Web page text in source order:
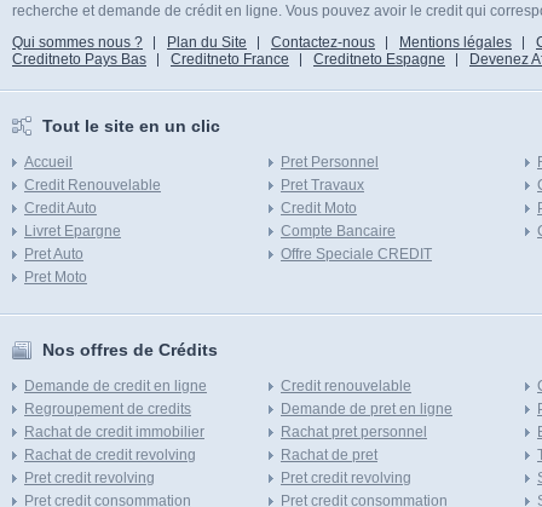
recherche et demande de crédit en ligne. Vous pouvez avoir le credit qui
Qui sommes nous ?
Plan du Site Contactez-nous Mentions légales
Creditneto Pays Bas
Creditneto France Creditneto Espagne Devenez
Tout le site en un clic
Accueil
Credit Renouvelable
Credit Auto
Livret Epargne
Pret Auto
Pret Moto
Pret Personnel
Pret Travaux
Credit Moto
Compte Bancaire
Offre Speciale CREDIT
Nos offres de Crédits
Demande de credit en ligne
Regroupement de credits
Rachat de credit immobilier
Rachat de credit revolving
Pret credit revolving
Pret credit consommation
Credit renouvelable
Demande de pret en ligne
Rachat pret personnel
Rachat de pret
Pret credit revolving
Pret credit consommation